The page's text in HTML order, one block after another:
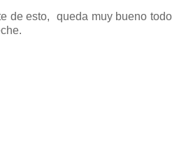
de esto, queda muy bueno todo